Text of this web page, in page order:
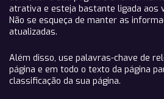
atrativa e esteja bastante ligada aos
Não se esqueça de manter as
atualizadas.
Além disso, use palavras-chave de
página e em todo o texto da página
classificação da sua página.